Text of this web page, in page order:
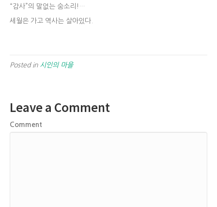
“감사”의 말없는 숨소리!…
세월은 가고 역사는 살아있다.
Posted in 시인의 마을
Leave a Comment
Comment